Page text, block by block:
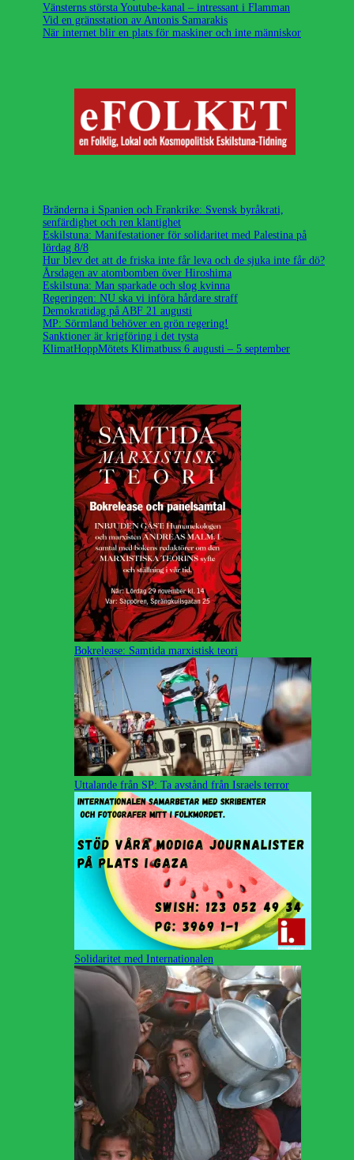
Vänsterns största Youtube-kanal – intressant i Flamman
Vid en gränsstation av Antonis Samarakis
När internet blir en plats för maskiner och inte människor
Bränderna i Spanien och Frankrike: Svensk byråkrati,
senfärdighet och ren klantighet
Eskilstuna: Manifestationer för solidaritet med Palestina på
lördag 8/8
Hur blev det att de friska inte får leva och de sjuka inte får dö?
Årsdagen av atombomben över Hiroshima
Eskilstuna: Man sparkade och slog kvinna
Regeringen: NU ska vi införa hårdare straff
Demokratidag på ABF 21 augusti
MP: Sörmland behöver en grön regering!
Sanktioner är krigföring i det tysta
KlimatHoppMötets Klimatbuss 6 augusti – 5 september
Bokrelease: Samtida marxistisk teori
Uttalande från SP: Ta avstånd från Israels terror
Solidaritet med Internationalen